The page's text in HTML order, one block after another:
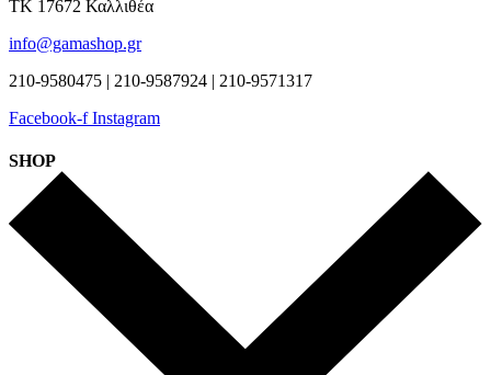
ΤΚ 17672 Καλλιθέα
info@gamashop.gr
210-9580475 | 210-9587924 | 210-9571317
Facebook-f Instagram
SHOP